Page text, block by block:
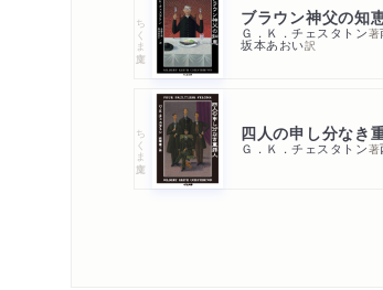
ちくま文庫 ブラウン神父の知
Ｇ．Ｋ．チェスタトン著
坂本あおい訳
ちくま文庫 四人の申し分なき
Ｇ．Ｋ．チェスタトン著